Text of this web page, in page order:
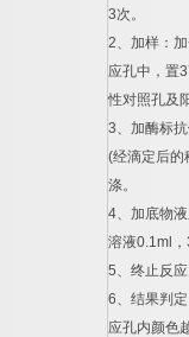
3次。
2、加样：
应孔中，置
性对照孔及
3、加酶标
(经滴定后的
涤。
4、加底物
溶液0.1ml ，
5、终止反
6、结果判
应孔内颜色